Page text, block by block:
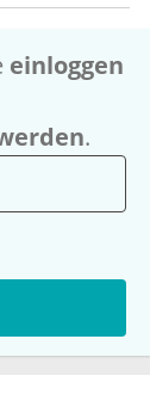
einloggen
.